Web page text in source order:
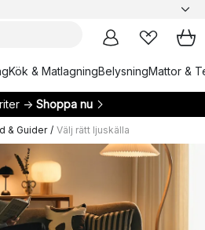
Kök & MatlagningBelysningMattor &
→ Shoppa nu
& Guider / Välj rätt ljuskälla